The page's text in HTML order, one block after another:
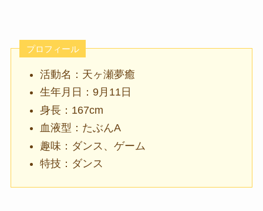
プロフィール
活動名：天ヶ瀬夢癒
生年月日：9月11日
身長：167cm
血液型：たぶんA
趣味：ダンス、ゲーム
特技：ダンス